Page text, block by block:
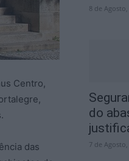
Centro,
das
8 de Agosto,
do
7 de Agosto,